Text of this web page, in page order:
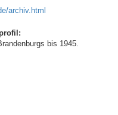
archiv.html
bis 1945.